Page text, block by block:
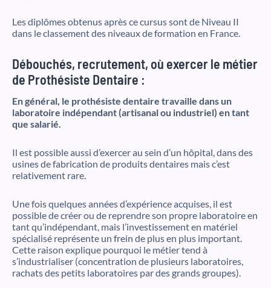
Les diplômes obtenus après ce cursus sont de Niveau II
dans le classement des niveaux de formation en France.
Débouchés, recrutement, où exercer le métier
de Prothésiste Dentaire :
En général, le prothésiste dentaire travaille dans un
laboratoire indépendant (artisanal ou industriel) en tant
que salarié.
Il est possible aussi d’exercer au sein d’un hôpital, dans des
usines de fabrication de produits dentaires mais c’est
relativement rare.
Une fois quelques années d’expérience acquises, il est
possible de créer ou de reprendre son propre laboratoire en
tant qu’indépendant, mais l’investissement en matériel
spécialisé représente un frein de plus en plus important.
Cette raison explique pourquoi le métier tend à
s’industrialiser (concentration de plusieurs laboratoires,
rachats des petits laboratoires par des grands groupes).